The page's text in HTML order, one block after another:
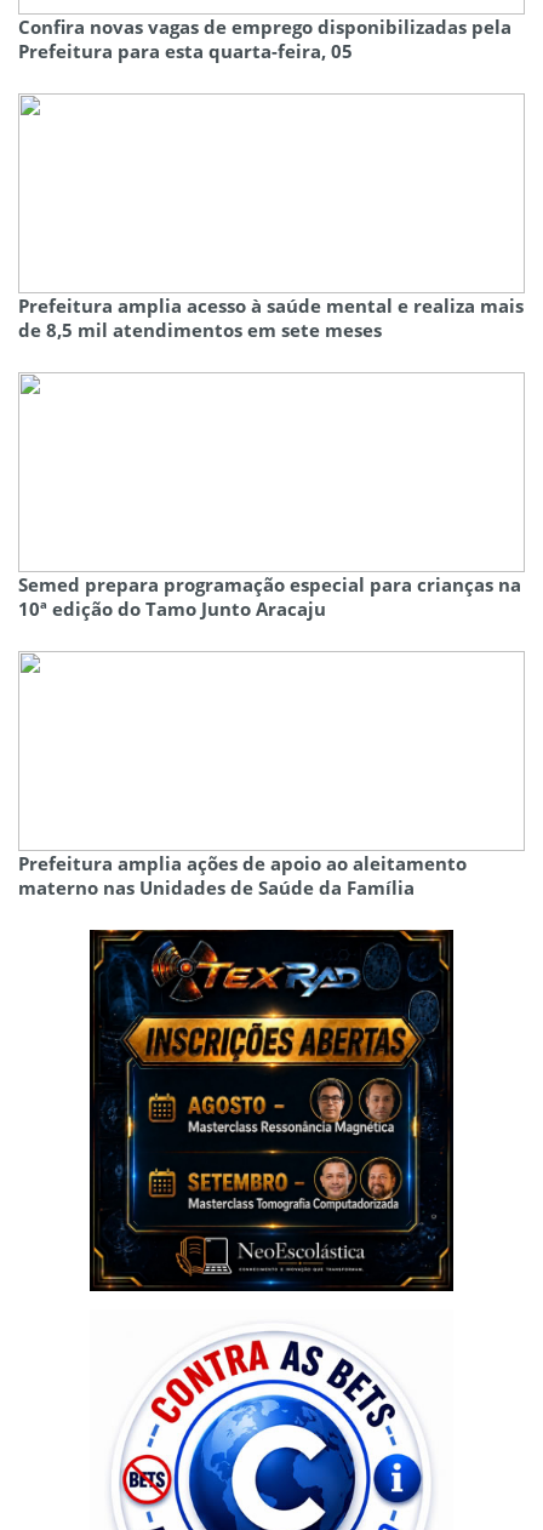
Confira novas vagas de emprego disponibilizadas pela
Prefeitura para esta quarta-feira, 05
Prefeitura amplia acesso à saúde mental e realiza mais
de 8,5 mil atendimentos em sete meses
Semed prepara programação especial para crianças na
10ª edição do Tamo Junto Aracaju
Prefeitura amplia ações de apoio ao aleitamento
materno nas Unidades de Saúde da Família